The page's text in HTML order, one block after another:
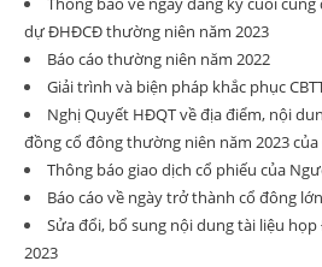
dự ĐHĐCĐ thường niên năm 2023
Báo cáo thường niên năm 2022
Giải trình và biện pháp khắc phục
Nghị Quyết HĐQT về địa điểm, nội
đồng cổ đông thường niên năm 2023
Thông báo giao dịch cổ phiếu của
Báo cáo về ngày trở thành cổ đông
Sửa đổi, bổ sung nội dung tài liệu
2023